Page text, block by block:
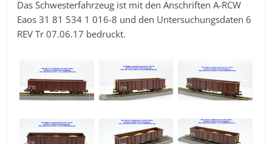
Das Schwesterfahrzeug ist mit den Anschriften A-RCW
Eaos 31 81 534 1 016-8 und den Untersuchungsdaten 6
REV Tr 07.06.17 bedruckt.